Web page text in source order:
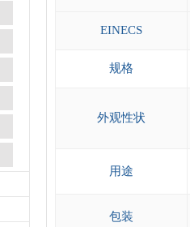
EINECS
规格
外观性状
用途
包装